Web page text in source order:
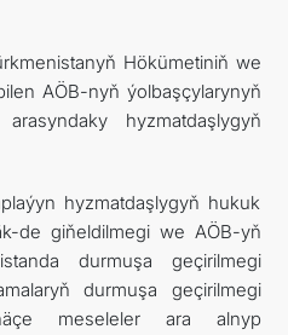
Hökümetiniň we
AÖB-nyň ýolbaşçylarynyň
hyzmatdaşlygyň
hyzmatdaşlygyň hukuk
de giňeldilmegi we AÖB-yň
durmuşa geçirilmegi
durmuşa geçirilmegi
meseleler ara alnyp